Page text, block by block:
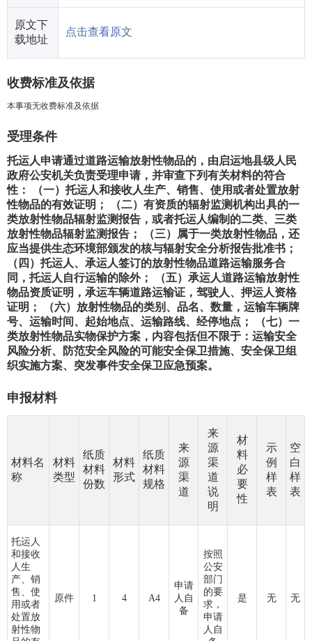
原文下
载地址
点击查看原文
收费标准及依据
本事项无收费标准及依据
受理条件
托运人申请通过道路运输放射性物品的，由启运地县级人民
政府公安机关负责受理申请，并审查下列有关材料的符合
性： （一）托运人和接收人生产、销售、使用或者处置放射
性物品的有效证明； （二）有资质的辐射监测机构出具的一
类放射性物品辐射监测报告，或者托运人编制的二类、三类
放射性物品辐射监测报告； （三）属于一类放射性物品，还
应当提供生态环境部颁发的核与辐射安全分析报告批准书；
（四）托运人、承运人签订的放射性物品道路运输服务合
同，托运人自行运输的除外； （五）承运人道路运输放射性
物品资质证明，承运车辆道路运输证，驾驶人、押运人资格
证明； （六）放射性物品的类别、品名、数量，运输车辆牌
号、运输时间、起始地点、运输路线、经停地点； （七）一
类放射性物品实物保护方案，内容包括但不限于：运输安全
风险分析、防范安全风险的可能安全保卫措施、安全保卫组
织实施方案、突发事件安全保卫应急预案。
申报材料
材料名
称
材料
类型
纸质
材料
份数
材料
形式
纸质
材料
规格
来
源
渠
道
来
源
渠
道
说
明
材
料
必
要
性
示
例
样
表
空
白
样
表
托运人
和接收
人生
产、销
售、使
用或者
处置放
射性物
原件 1 4 A4
申请
人自
备
按照
公安
部门
的要
求，
申请
人自
是 无 无